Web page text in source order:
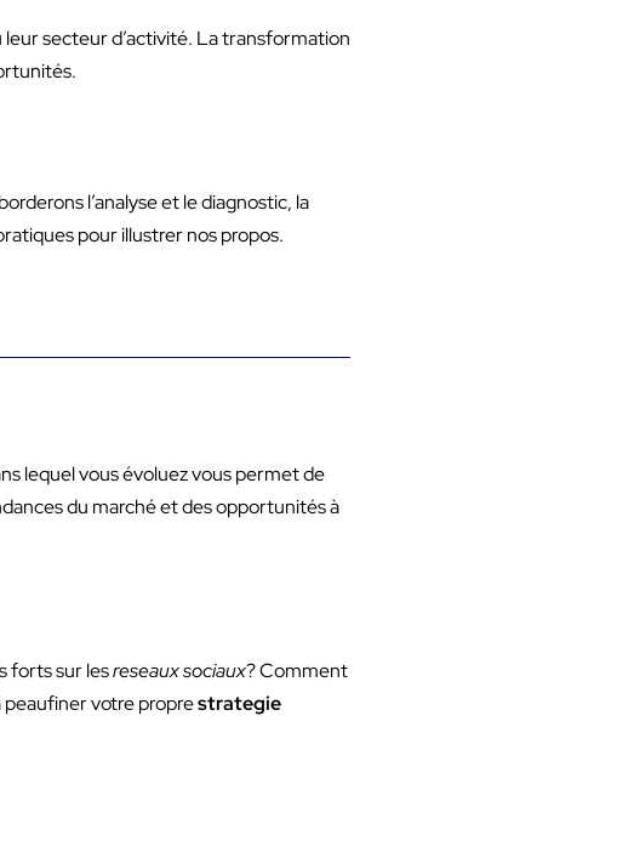
secteur d’activité. La transformation
l’analyse et le diagnostic, la
pour illustrer nos propos.
lequel vous évoluez vous permet de
du marché et des opportunités à
forts sur lesreseaux sociaux? Comment
peaufiner votre proprestrategie